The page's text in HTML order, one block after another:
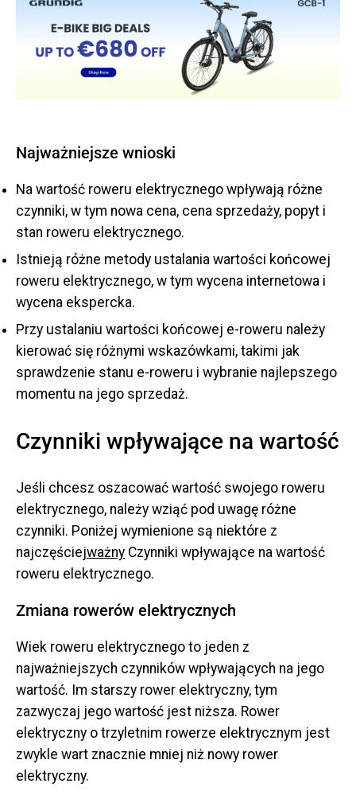
Najważniejsze wnioski
Na wartość roweru elektrycznego wpływają różne
czynniki, w tym nowa cena, cena sprzedaży, popyt i
stan roweru elektrycznego.
Istnieją różne metody ustalania wartości końcowej
roweru elektrycznego, w tym wycena internetowa i
wycena ekspercka.
Przy ustalaniu wartości końcowej e-roweru należy
kierować się różnymi wskazówkami, takimi jak
sprawdzenie stanu e-roweru i wybranie najlepszego
momentu na jego sprzedaż.
Czynniki wpływające na wartość
Jeśli chcesz oszacować wartość swojego roweru
elektrycznego, należy wziąć pod uwagę różne
czynniki. Poniżej wymienione są niektóre z
najczęściejważny Czynniki wpływające na wartość
roweru elektrycznego.
Zmiana rowerów elektrycznych
Wiek roweru elektrycznego to jeden z
najważniejszych czynników wpływających na jego
wartość. Im starszy rower elektryczny, tym
zazwyczaj jego wartość jest niższa. Rower
elektryczny o trzyletnim rowerze elektrycznym jest
zwykle wart znacznie mniej niż nowy rower
elektryczny.